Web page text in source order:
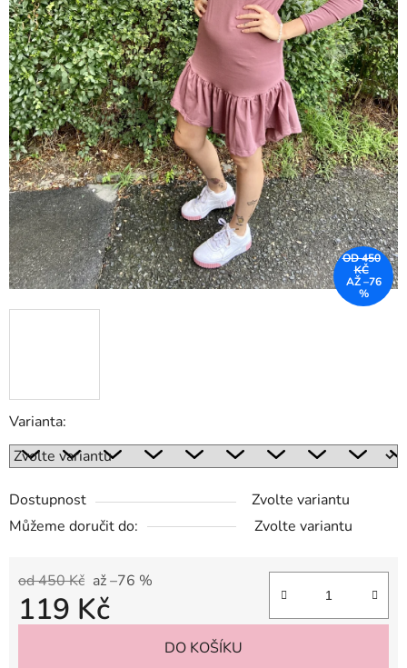
Varianta:
Dostupnost
Zvolte variantu
Můžeme doručit do:
Zvolte variantu
od 450 Kč až –76 %
119 Kč
DO KOŠÍKU
OD 450
KČ
AŽ –76
%